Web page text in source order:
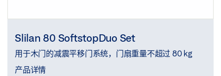
Slilan 80 SoftstopDuo Set
用于木门的减震平移门系统，门扇重量不超过 80 kg
产品详情